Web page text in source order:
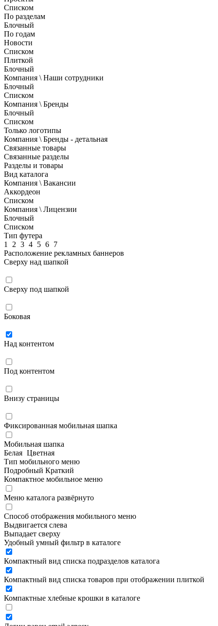
Списком
По разделам
Блочный
По годам
Новости
Списком
Плиткой
Блочный
Компания \ Наши сотрудники
Блочный
Списком
Компания \ Бренды
Блочный
Списком
Только логотипы
Компания \ Бренды - детальная
Связанные товары
Связанные разделы
Разделы и товары
Вид каталога
Компания \ Вакансии
Аккордеон
Списком
Компания \ Лицензии
Блочный
Списком
Тип футера
1
2 3 4 5 6 7
Расположение рекламных баннеров
Сверху над шапкой
Сверху под шапкой
Боковая
Над контентом
Под контентом
Внизу страницы
Фиксированная мобильная шапка
Мобильная шапка
Белая Цветная
Тип мобильного меню
Подробный Краткий
Компактное мобильное меню
Меню каталога развёрнуто
Способ отображения мобильного меню
Выдвигается слева
Выпадает сверху
Удобный умный фильтр в каталоге
Компактный вид списка подразделов каталога
Компактный вид списка товаров при отображении плиткой
Компактные хлебные крошки в каталоге